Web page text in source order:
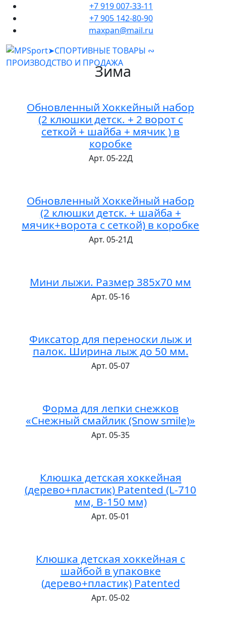
+7 919 007-33-11
+7 905 142-80-90
maxpan@mail.ru
Зима
Обновленный Хоккейный набор
(2 клюшки детск. + 2 ворот с
сеткой + шайба + мячик ) в
коробке
Арт. 05-22Д
Обновленный Хоккейный набор
(2 клюшки детск. + шайба +
мячик+ворота с сеткой) в коробке
Арт. 05-21Д
Мини лыжи. Размер 385x70 мм
Арт. 05-16
Фиксатор для переноски лыж и
палок. Ширина лыж до 50 мм.
Арт. 05-07
Форма для лепки снежков
«Снежный смайлик (Snow smile)»
Арт. 05-35
Клюшка детская хоккейная
(дерево+пластик) Patented (L-710
мм, B-150 мм)
Арт. 05-01
Клюшка детская хоккейная с
шайбой в упаковке
(дерево+пластик) Patented
Арт. 05-02